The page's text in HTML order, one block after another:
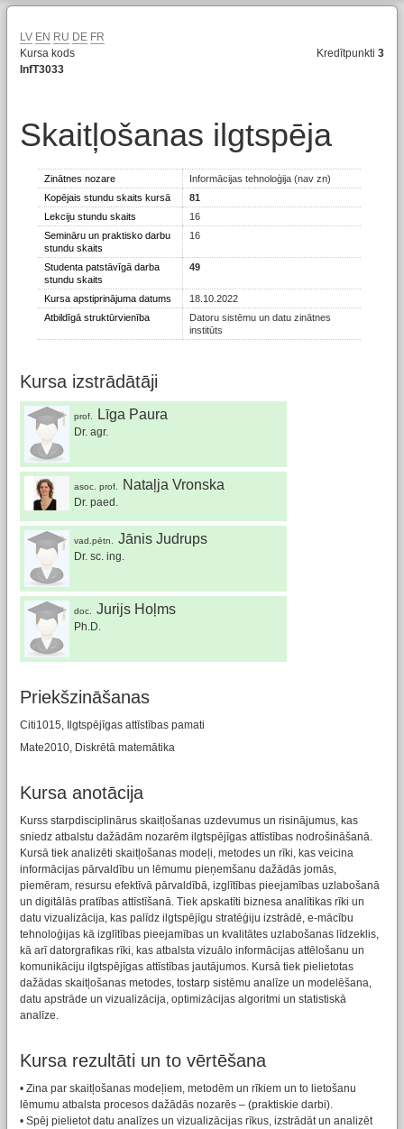
LV EN RU DE FR
Kursa kods
InfT3033
Kredītpunkti3
Skaitļošanas ilgtspēja
Zinātnes nozare
Informācijas tehnoloģija (nav zn)
Kopējais stundu skaits kursā
81
Lekciju stundu skaits
16
Semināru un praktisko darbu
stundu skaits
16
Studenta patstāvīgā darba
stundu skaits
49
Kursa apstiprinājuma datums
18.10.2022
Atbildīgā struktūrvienība
Datoru sistēmu un datu zinātnes
institūts
Kursa izstrādātāji
prof. Līga Paura
Dr. agr.
asoc. prof. Nataļja Vronska
Dr. paed.
vad.pētn. Jānis Judrups
Dr. sc. ing.
doc. Jurijs Hoļms
Ph.D.
Priekšzināšanas
Citi1015, Ilgtspējīgas attīstības pamati
Mate2010, Diskrētā matemātika
Kursa anotācija
Kurss starpdisciplinārus skaitļošanas uzdevumus un risinājumus, kas
sniedz atbalstu dažādām nozarēm ilgtspējīgas attīstības nodrošināšanā.
Kursā tiek analizēti skaitļošanas modeļi, metodes un rīki, kas veicina
informācijas pārvaldību un lēmumu pieņemšanu dažādās jomās,
piemēram, resursu efektīvā pārvaldībā, izglītības pieejamības uzlabošanā
un digitālās pratības attīstīšanā. Tiek apskatīti biznesa analītikas rīki un
datu vizualizācija, kas palīdz ilgtspējīgu stratēģiju izstrādē, e-mācību
tehnoloģijas kā izglītības pieejamības un kvalitātes uzlabošanas līdzeklis,
kā arī datorgrafikas rīki, kas atbalsta vizuālo informācijas attēlošanu un
komunikāciju ilgtspējīgas attīstības jautājumos. Kursā tiek pielietotas
dažādas skaitļošanas metodes, tostarp sistēmu analīze un modelēšana,
datu apstrāde un vizualizācija, optimizācijas algoritmi un statistiskā
analīze.
Kursa rezultāti un to vērtēšana
• Zina par skaitļošanas modeļiem, metodēm un rīkiem un to lietošanu
lēmumu atbalsta procesos dažādās nozarēs – (praktiskie darbi).
• Spēj pielietot datu analīzes un vizualizācijas rīkus, izstrādāt un analizēt